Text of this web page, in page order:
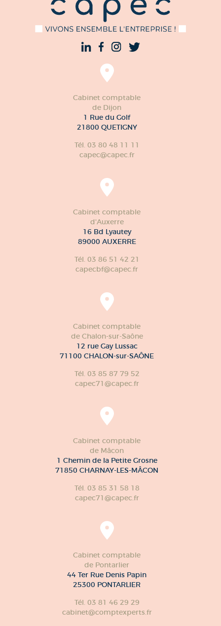
Cabinet comptable
de Dijon
1 Rue du Golf
21800 QUETIGNY
Tél. 03 80 48 11 11
capec@capec.fr
Cabinet comptable
d'Auxerre
16 Bd Lyautey
89000 AUXERRE
Tél. 03 86 51 42 21
capecbf@capec.fr
Cabinet comptable
de Chalon-sur-Saône
12 rue Gay Lussac
71100 CHALON-sur-SAÔNE
Tél. 03 85 87 79 52
capec71@capec.fr
Cabinet comptable
de Mâcon
1 Chemin de la Petite Grosne
71850 CHARNAY-LES-MÂCON
Tél. 03 85 31 58 18
capec71@capec.fr
Cabinet comptable
de Pontarlier
44 Ter Rue Denis Papin
25300 PONTARLIER
Tél. 03 81 46 29 29
cabinet@comptexperts.fr